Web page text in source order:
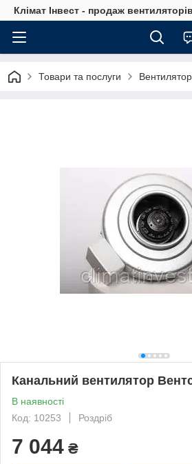
Клімат Інвест - продаж
Товари та послуги
Канальний вентилятор
В наявності
Код: 10253
Роздріб
7 044 ₴